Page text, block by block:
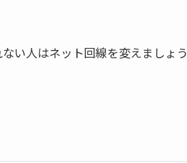
い人はネット回線を変えましょう